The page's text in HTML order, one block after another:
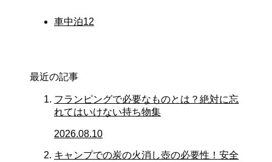
車中泊12
最近の記事
フランピングで必要なものとは？絶対に忘
れてはいけない持ち物集
2026.08.10
キャンプでの炭の火消し壺の必要性！安全